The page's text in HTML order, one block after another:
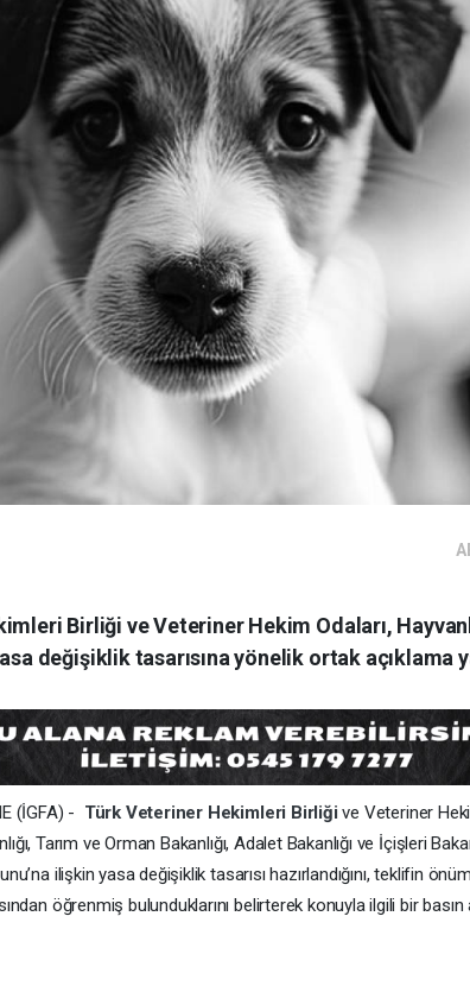
Birliği ve Veteriner Hekim Odaları,
değişiklik tasarısına yönelik ortak açıklama
(İGFA) - Türk Veteriner Hekimleri Birliğive Veteriner
Tarım ve Orman Bakanlığı, Adalet Bakanlığı ve İçişleri
ilişkin yasa değişiklik tasarısı hazırlandığını, teklifin
öğrenmiş bulunduklarını belirterek konuyla ilgili bir basın